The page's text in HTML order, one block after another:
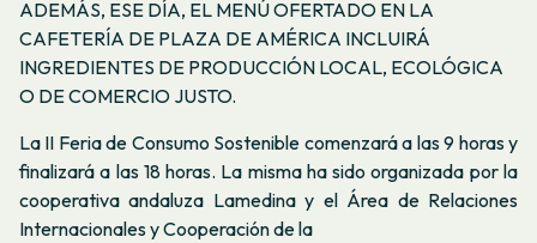
ADEMÁS, ESE DÍA, EL MENÚ OFERTADO EN LA
CAFETERÍA DE PLAZA DE AMÉRICA INCLUIRÁ
INGREDIENTES DE PRODUCCIÓN LOCAL, ECOLÓGICA
O DE COMERCIO JUSTO.
La II Feria de Consumo Sostenible comenzará a las 9 horas y
finalizará a las 18 horas. La misma ha sido organizada por la
cooperativa andaluza Lamedina y el Área de Relaciones
Internacionales y Cooperación de la